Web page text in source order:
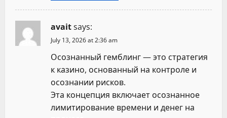
avaitsays:
July 13, 2026 at 2:36 am
Осознанный гемблинг — это стратегия
к казино, основанный на контроле и
осознании рисков.
Эта концепция включает осознанное
лимитирование времени и денег на